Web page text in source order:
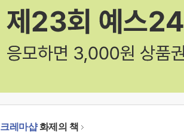
크레마샵화제의 책